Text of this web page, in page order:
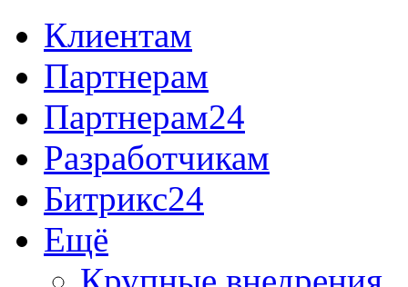
Клиентам
Партнерам
Партнерам24
Разработчикам
Битрикс24
Ещё